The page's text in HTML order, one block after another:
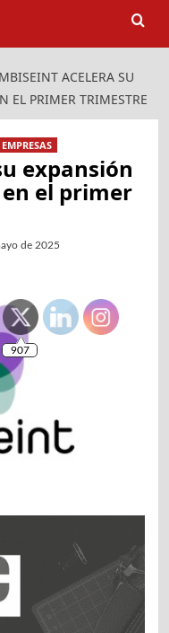
ACELERA SU
EL PRIMER TRIMESTRE
expansión
el primer
de 2025